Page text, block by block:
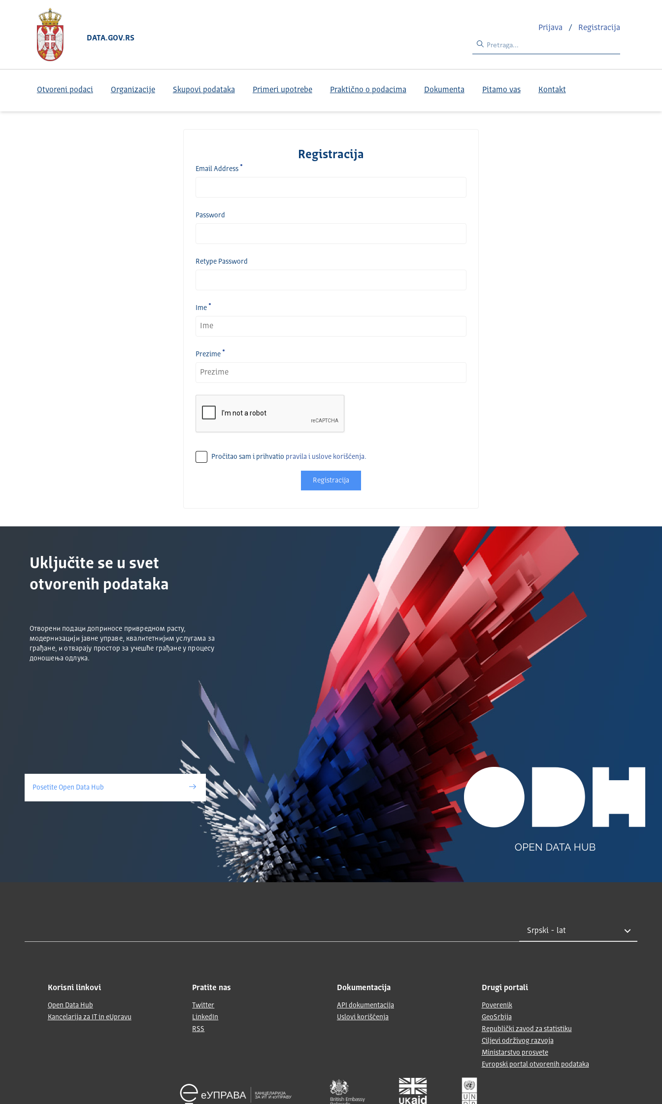
DATA.GOV.RS
Prijava / Registracija
Otvoreni podaci Organizacije Skupovi podataka Primeri upotrebe Praktično o podacima Dokumenta Pitamo vas Kontakt
Registracija
Email Address
Password
Retype Password
Ime
Prezime
Pročitao sam i prihvatio pravila i uslove korišćenja.
Registracija
Uključite se u svet
otvorenih podataka
Отворени подаци доприносе привредном расту,
модернизацији јавне управе, квалитетнијим услугама за
грађане, и отварају простор за учешће грађане у процесу
доношења одлука.
Posetite Open Data Hub
Korisni linkovi
Open Data Hub
Kancelarija za IT in eUpravu
Pratite nas
Twitter
LinkedIn
RSS
Dokumentacija
API dokumentacija
Uslovi korišćenja
Drugi portali
Poverenik
GeoSrbija
Republički zavod za statistiku
Ciljevi održivog razvoja
Ministarstvo prosvete
Evropski portal otvorenih podataka